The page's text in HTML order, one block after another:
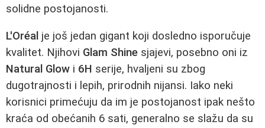
solidne postojanosti.
L'Oréal je još jedan gigant koji dosledno isporučuje
kvalitet. Njihovi Glam Shine sjajevi, posebno oni iz
Natural Glow i 6H serije, hvaljeni su zbog
dugotrajnosti i lepih, prirodnih nijansi. Iako neki
korisnici primećuju da im je postojanost ipak nešto
kraća od obećanih 6 sati, generalno se slažu da su